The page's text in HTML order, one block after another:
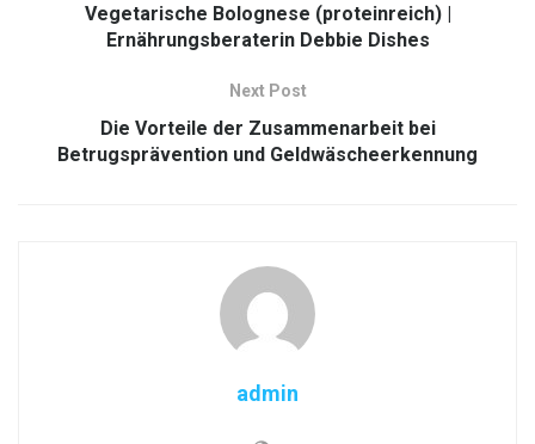
Vegetarische Bolognese (proteinreich) |
Ernährungsberaterin Debbie Dishes
Next Post
Die Vorteile der Zusammenarbeit bei
Betrugsprävention und Geldwäscheerkennung
admin